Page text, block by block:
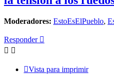
Moderadores: EstoEsElPueblo,
Responder
Vista para imprimir